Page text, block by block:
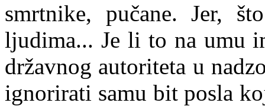
smrtnike, pučane. Jer,
ljudima... Je li to na umu
državnog autoriteta u
ignorirati samu bit posla